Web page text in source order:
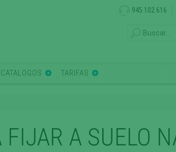
945 102 616
CATALOGOS TARIFAS
A SUELO